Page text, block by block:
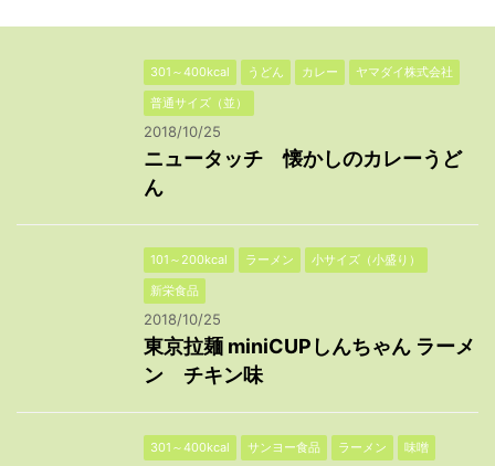
301～400kcal うどん カレー
ヤマダイ株式会社
普通サイズ（並）
2018/10/25
ニュータッチ 懐かしのカレーうど
ん
101～200kcal ラーメン
小サイズ（小盛り）
新栄食品
2018/10/25
東京拉麺 miniCUPしんちゃん ラーメ
ン チキン味
301～400kcal サンヨー食品 ラーメン 味噌